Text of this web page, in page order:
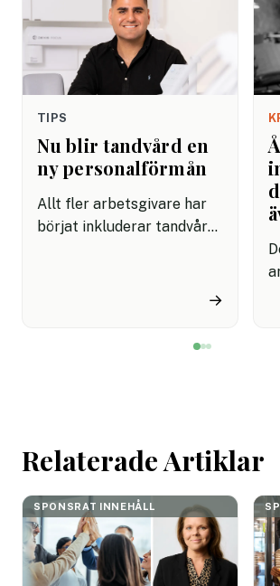
TIPS
Nu blir tandvård en
ny personalförmån
Allt fler arbetsgivare har
börjat inkluderar tandvård i
miljon svenskar uppger att
→
Relaterade Artiklar
SPONSRAT INNEHÅLL